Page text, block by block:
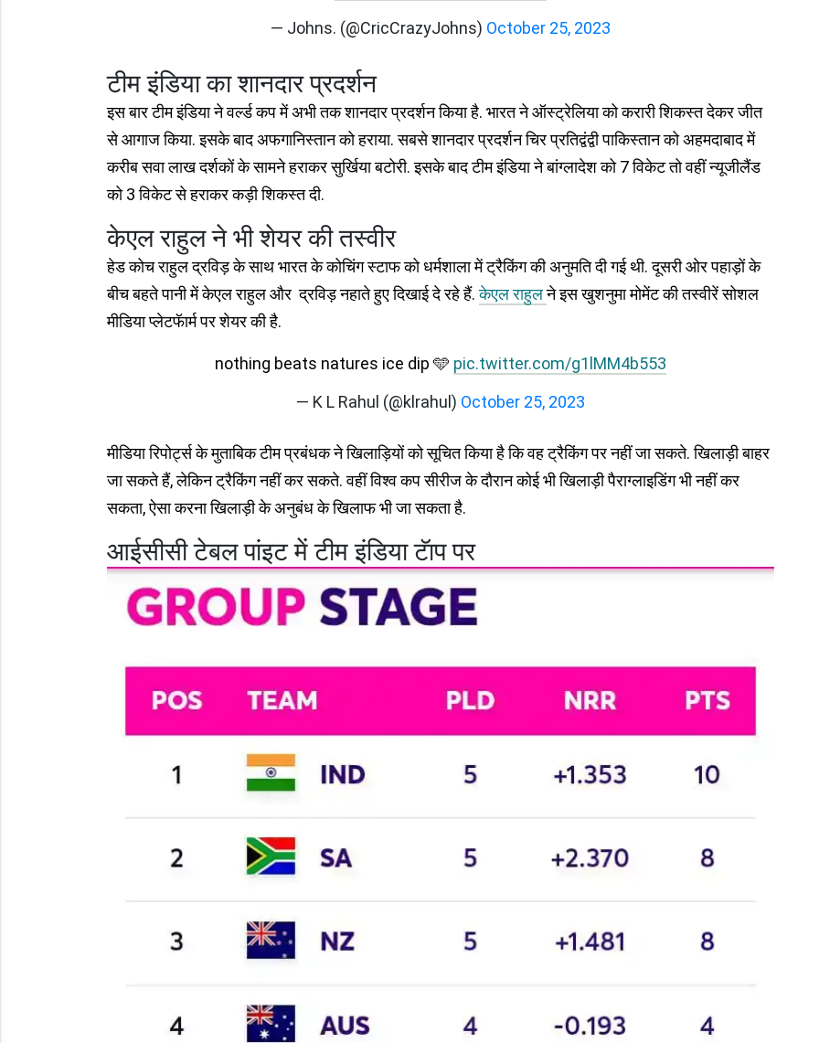
— Johns. (@CricCrazyJohns) October 25, 2023
टीम इंडिया का शानदार प्रदर्शन
इस बार टीम इंडिया ने वर्ल्ड कप में अभी तक शानदार प्रदर्शन किया है. भारत ने ऑस्ट्रेलिया को करारी शिकस्त देकर जीत
से आगाज किया. इसके बाद अफगानिस्तान को हराया. सबसे शानदार प्रदर्शन चिर प्रतिद्वंद्वी पाकिस्तान को अहमदाबाद में
करीब सवा लाख दर्शकों के सामने हराकर सुर्खिया बटोरी. इसके बाद टीम इंडिया ने बांग्लादेश को 7 विकेट तो वहीं न्यूजीलैंड
को 3 विकेट से हराकर कड़ी शिकस्त दी.
केएल राहुल ने भी शेयर की तस्वीर
हेड कोच राहुल द्रविड़ के साथ भारत के कोचिंग स्टाफ को धर्मशाला में ट्रैकिंग की अनुमति दी गई थी. दूसरी ओर पहाड़ों के
बीच बहते पानी में केएल राहुल और द्रविड़ नहाते हुए दिखाई दे रहे हैं.केएल राहुलने इस खुशनुमा मोमेंट की तस्वीरें सोशल
मीडिया प्लेटफॅार्म पर शेयर की है.
nothing beats natures ice dip 🩵 pic.twitter.com/g1lMM4b553
— K L Rahul (@klrahul) October 25, 2023
मीडिया रिपोर्ट्स के मुताबिक टीम प्रबंधक ने खिलाड़ियों को सूचित किया है कि वह ट्रैकिंग पर नहीं जा सकते. खिलाड़ी बाहर
जा सकते हैं, लेकिन ट्रैकिंग नहीं कर सकते. वहीं विश्व कप सीरीज के दौरान कोई भी खिलाड़ी पैराग्लाइडिंग भी नहीं कर
सकता, ऐसा करना खिलाड़ी के अनुबंध के खिलाफ भी जा सकता है.
आईसीसी टेबल पांइट में टीम इंडिया टॅाप पर